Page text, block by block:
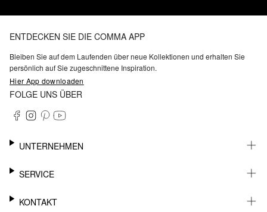
ENTDECKEN SIE DIE COMMA APP
Bleiben Sie auf dem Laufenden über neue Kollektionen und erhalten Sie
persönlich auf Sie zugeschnittene Inspiration.
Hier App downloaden
FOLGE UNS ÜBER
UNTERNEHMEN
KARRIERE
BARRIEREFREIHEIT
SERVICE
WHATSAPP
KONTAKT